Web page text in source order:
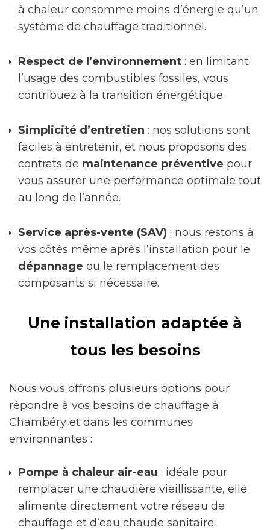
à chaleur consomme moins d’énergie qu’un
système de chauffage traditionnel.
Respect de l’environnement : en limitant
l’usage des combustibles fossiles, vous
contribuez à la transition énergétique.
Simplicité d’entretien : nos solutions sont
faciles à entretenir, et nous proposons des
contrats de maintenance préventive pour
vous assurer une performance optimale tout
au long de l’année.
Service après-vente (SAV) : nous restons à
vos côtés même après l’installation pour le
dépannage ou le remplacement des
composants si nécessaire.
Une installation adaptée à
tous les besoins
Nous vous offrons plusieurs options pour
répondre à vos besoins de chauffage à
Chambéry et dans les communes
environnantes :
Pompe à chaleur air-eau : idéale pour
remplacer une chaudière vieillissante, elle
alimente directement votre réseau de
chauffage et d’eau chaude sanitaire.